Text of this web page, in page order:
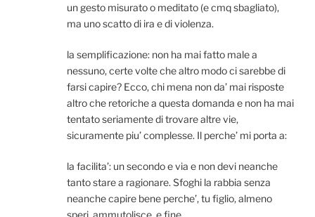
un gesto misurato o meditato (e cmq sbagliato),
ma uno scatto di ira e di violenza.
la semplificazione: non ha mai fatto male a
nessuno, certe volte che altro modo ci sarebbe di
farsi capire? Ecco, chi mena non da’ mai risposte
altro che retoriche a questa domanda e non ha mai
tentato seriamente di trovare altre vie,
sicuramente piu’ complesse. Il perche’ mi porta a:
la facilita’: un secondo e via e non devi neanche
tanto stare a ragionare. Sfoghi la rabbia senza
neanche capire bene perche’, tu figlio, almeno